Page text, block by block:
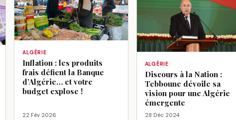
ALGÉRIE
Inflation : les produits
frais défient la Banque
d’Algérie… et votre
budget explose !
22 Fév 2026
ALGÉRIE
Discours à la Nation :
Tebboune dévoile sa
vision pour une Algérie
émergente
28 Déc 2024